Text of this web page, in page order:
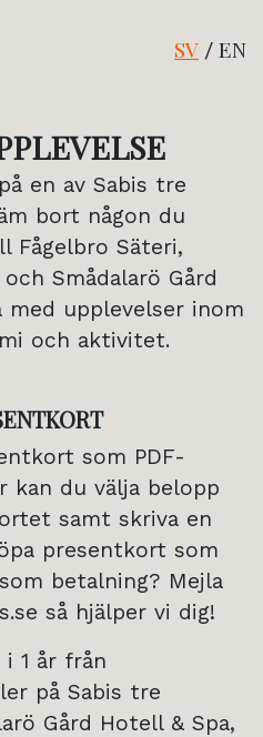
SV / EN
en av Sabis tre
bort någon du
Fågelbro Säteri,
Smådalarö Gård
med upplevelser inom
och aktivitet.
som PDF-
kan du välja belopp
samt skriva en
presentkort som
betalning? Mejla
så hjälper vi dig!
1 år från
på Sabis tre
Gård Hotell & Spa,